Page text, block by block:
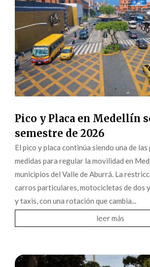
Pico y Placa en Medellín
semestre de 2026
El pico y placa continúa siendo una de
medidas para regular la movilidad en
municipios del Valle de Aburrá. La
carros particulares, motocicletas de dos
y taxis, con una rotación que cambia...
leer más